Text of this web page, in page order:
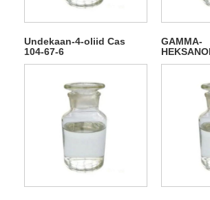
Undekaan-4-oliid Cas
104-67-6
GAMMA-
695-06-7